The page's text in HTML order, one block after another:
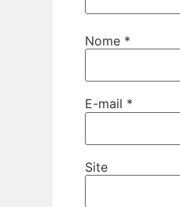
Nome *
E-mail *
Site